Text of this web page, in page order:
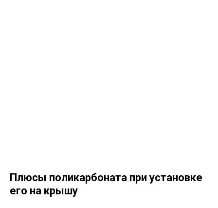
Плюсы поликарбоната при установке
его на крышу